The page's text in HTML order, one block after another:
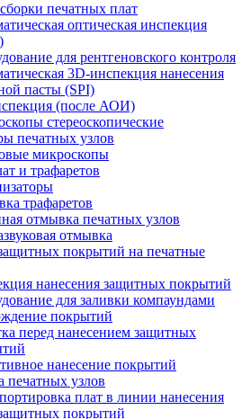
печатных плат
оптическая инспекция
для рентгеновского контроля
3D-инспекция нанесения
пасты (SPI)
(после АОИ)
стереоскопические
печатных узлов
микроскопы
и трафаретов
трафаретов
отмывка печатных узлов
отмывка
покрытий на печатные
нанесения защитных покрытий
для заливки компаундами
покрытий
перед нанесением защитных
нанесение покрытий
печатных узлов
плат в линии нанесения
покрытий